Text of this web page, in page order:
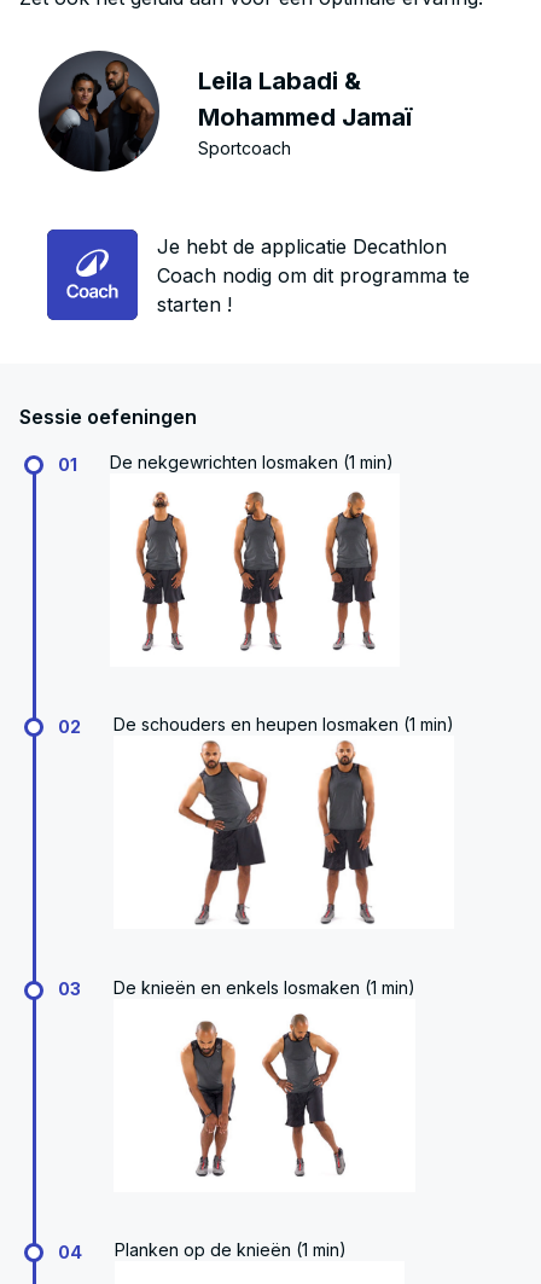
Leila Labadi &
Mohammed Jamaï
Sportcoach
Je hebt de applicatie Decathlon
Coach nodig om dit programma te
starten !
Sessie oefeningen
01 De nekgewrichten losmaken (1 min)
02 De schouders en heupen losmaken (1 min)
03 De knieën en enkels losmaken (1 min)
04 Planken op de knieën (1 min)